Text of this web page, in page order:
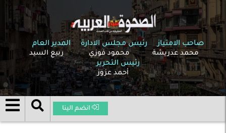
صاحب الامتياز
محمد عدريشة
رئيس مجلس الادارة
محمود فوزي
المدير العام
ربيع السيد
رئيس التحرير
أحمد عزوز
انضم الينا